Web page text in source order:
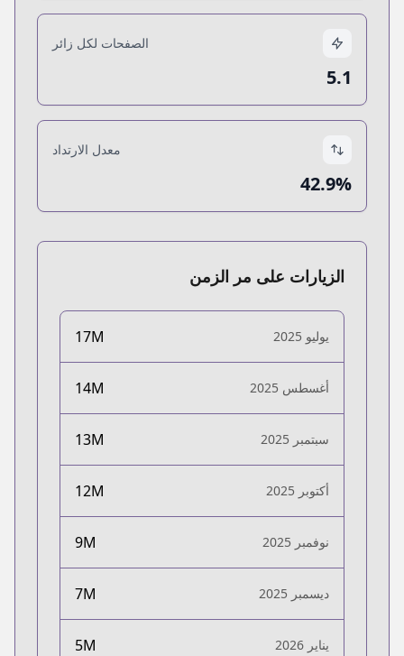
الصفحات لكل زائر
5.1
معدل الارتداد
42.9%
الزيارات على مر الزمن
يوليو 2025 17M
أغسطس 2025 14M
سبتمبر 2025 13M
أكتوبر 2025 12M
نوفمبر 2025 9M
ديسمبر 2025 7M
يناير 2026 5M